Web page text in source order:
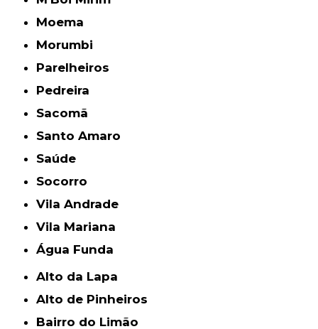
Moema
Morumbi
Parelheiros
Pedreira
Sacomã
Santo Amaro
Saúde
Socorro
Vila Andrade
Vila Mariana
Água Funda
Alto da Lapa
Alto de Pinheiros
Bairro do Limão